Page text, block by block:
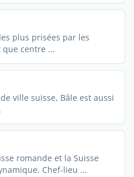
plus prisées par les
que centre ...
ville suisse, Bâle est aussi
romande et la Suisse
Chef-lieu ...